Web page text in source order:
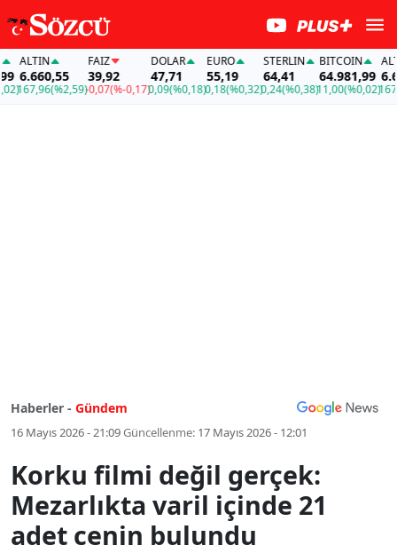
ALTIN
6.660,55
167,96(%2,59)
FAİZ
39,92
-0,07(%-0,17)
DOLAR
47,71
0,09(%0,18)
EURO
55,19
0,18(%0,32)
STERLIN
64,41
0,24(%0,38)
BITCOIN
64.981,99
11,00(%0,02)
Haberler - Gündem
16 Mayıs 2026 - 21:09Güncellenme: 17 Mayıs 2026 - 12:01
Korku filmi değil gerçek:
Mezarlıkta varil içinde 21
adet cenin bulundu